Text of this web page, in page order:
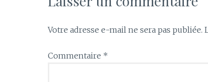
Votre adresse e-mail ne sera pas publiée.
Commentaire *